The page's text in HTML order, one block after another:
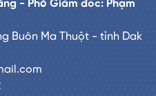
- Phó Giám đốc: Phạm
Buôn Ma Thuột - tỉnh Dak